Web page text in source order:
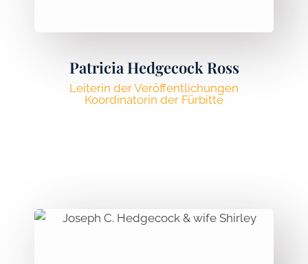
Patricia Hedgecock Ross
Leiterin der Veröffentlichungen
Koordinatorin der Fürbitte